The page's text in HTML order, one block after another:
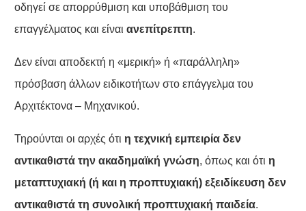
οδηγεί σε απορρύθμιση και υποβάθμιση του
επαγγέλματος και είναι ανεπίτρεπτη.
Δεν είναι αποδεκτή η «μερική» ή «παράλληλη»
πρόσβαση άλλων ειδικοτήτων στο επάγγελμα του
Αρχιτέκτονα – Μηχανικού.
Τηρούνται οι αρχές ότι η τεχνική εμπειρία δεν
αντικαθιστά την ακαδημαϊκή γνώση, όπως και ότι η
μεταπτυχιακή (ή και η προπτυχιακή) εξειδίκευση δεν
αντικαθιστά τη συνολική προπτυχιακή παιδεία.